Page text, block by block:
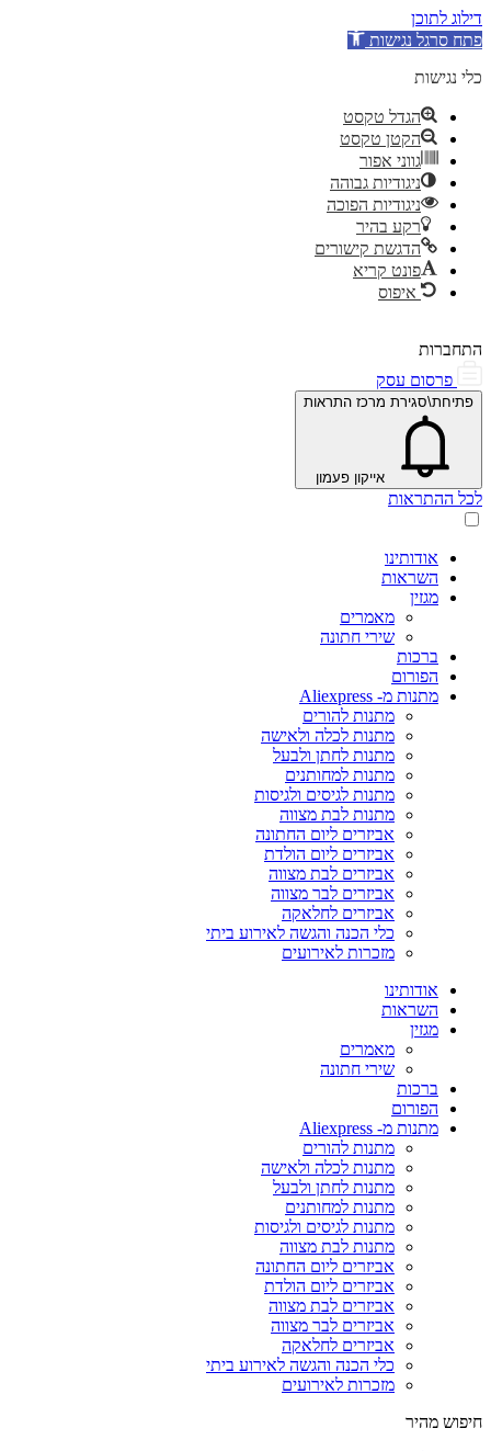
דילוג לתוכן
פתח סרגל נגישות
כלי נגישות
הגדל טקסט
הקטן טקסט
גווני אפור
ניגודיות גבוהה
ניגודיות הפוכה
רקע בהיר
הדגשת קישורים
פונט קריא
איפוס
התחברות
פרסום עסק
פתיחת\סגירת מרכז התראות
אייקון פעמון
לכל ההתראות
אודותינו
השראות
מגזין
מאמרים
שירי חתונה
ברכות
הפורום
מתנות מ- Aliexpress
מתנות להורים
מתנות לכלה ולאישה
מתנות לחתן ולבעל
מתנות למחותנים
מתנות לגיסים ולגיסות
מתנות לבת מצווה
אביזרים ליום החתונה
אביזרים ליום הולדת
אביזרים לבת מצווה
אביזרים לבר מצווה
אביזרים לחלאקה
כלי הכנה והגשה לאירוע ביתי
מזכרות לאירועים
אודותינו
השראות
מגזין
מאמרים
שירי חתונה
ברכות
הפורום
מתנות מ- Aliexpress
מתנות להורים
מתנות לכלה ולאישה
מתנות לחתן ולבעל
מתנות למחותנים
מתנות לגיסים ולגיסות
מתנות לבת מצווה
אביזרים ליום החתונה
אביזרים ליום הולדת
אביזרים לבת מצווה
אביזרים לבר מצווה
אביזרים לחלאקה
כלי הכנה והגשה לאירוע ביתי
מזכרות לאירועים
חיפוש מהיר